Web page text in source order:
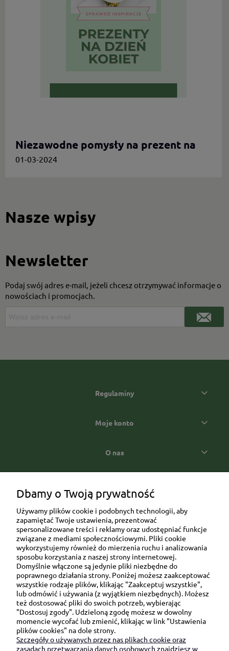
Niezawodne pomysły na prezent na
Dzień Kobiet.
01-03-2024
Nasze wpisy
Newsletter
Podaj swój adres e-mail, jeżeli chcesz otrzymywać informacje o
nowościach i promocjach.
Regulaminy
Moje konto
O nas
Ul. Brukowa 6/8 lok. 57/58
91-341 Łódź
NIP: 6751510615
SKONTAKTUJ SIĘ Z NAMI:
sklep@be-happygifts.com
Dbamy o Twoją prywatność
Używamy plików cookie i podobnych technologii, aby
zapamiętać Twoje ustawienia, prezentować
spersonalizowane treści i reklamy oraz udostępniać funkcje
związane z mediami społecznościowymi. Pliki cookie
wykorzystujemy również do mierzenia ruchu i analizowania
sposobu korzystania z naszej strony internetowej.
Domyślnie włączone są jedynie pliki niezbędne do
poprawnego działania strony. Poniżej możesz zaakceptować
wszystkie rodzaje plików, klikając "Zaakceptuj wszystkie",
lub odmówić i używania (z wyjątkiem niezbędnych). Możesz
też dostosować pliki do swoich potrzeb, wybierając
"Dostosuj zgody". Udzieloną zgodę możesz w dowolny
momencie wycofać lub zmienić, klikając w link "Ustawienia
plików cookies" na dole strony.
Szczegóły o używanych przez nas plikach cookie oraz
zasadach przetwarzania danych osobowych znajdziesz w